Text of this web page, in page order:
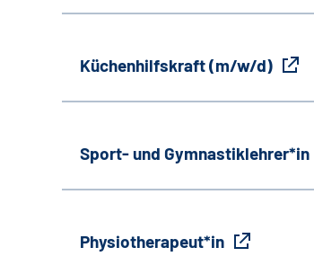
Küchenhilfskraft (m/w/d)
Sport- und Gymnastiklehrer*in
Physiotherapeut*in